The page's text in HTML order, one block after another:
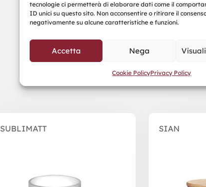
tecnologie ci permetterà di elaborare dati come il
ID unici su questo sito. Non acconsentire o ritirare il
negativamente su alcune caratteristiche e funzioni.
Accetta Nega
Cookie PolicyPrivacy Policy
Prodotti
SUBLIMATT SIAN